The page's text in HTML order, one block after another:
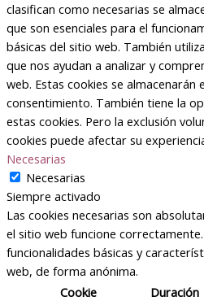
clasifican como necesarias se
que son esenciales para el
básicas del sitio web. También
que nos ayudan a analizar y
web. Estas cookies se almacenarán
consentimiento. También tiene la
estas cookies. Pero la exclusión
cookies puede afectar su
Necesarias
Necesarias
Siempre activado
Las cookies necesarias son
el sitio web funcione
funcionalidades básicas y
web, de forma anónima.
Cookie
Duración